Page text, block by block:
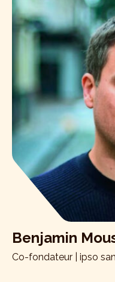
Benjamin
Co-fondateur | ipso